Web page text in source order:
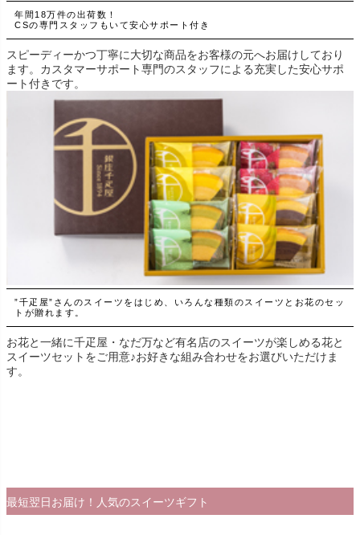
年間18万件の出荷数！
CSの専門スタッフもいて安心サポート付き
スピーディーかつ丁寧に大切な商品をお客様の元へお届けしており
ます。カスタマーサポート専門のスタッフによる充実した安心サポ
ート付きです。
”千疋屋”さんのスイーツをはじめ、いろんな種類のスイーツとお花のセッ
トが贈れます。
お花と一緒に千疋屋・なだ万など有名店のスイーツが楽しめる花と
スイーツセットをご用意♪お好きな組み合わせをお選びいただけま
す。
最短翌日お届け！人気のスイーツギフト